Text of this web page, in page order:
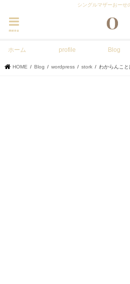
シングルマザーおーせ
menu
ホーム profile Blog
HOME Blog wordpress stork わからんこ